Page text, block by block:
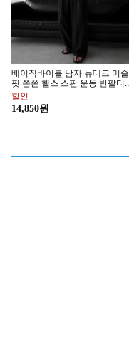
베이직바이블 남자 뉴테크 머슬
핏 쫀쫀 헬스 스판 운동 반팔티
부드러운 무지 라운드 기능성 짐
웨어 슬림 남성 티셔츠(6color)
할인
14,850원